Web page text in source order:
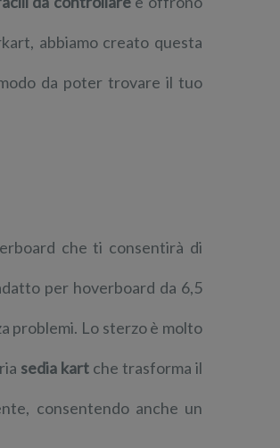
abbiamo creato questa
da poter trovare il tuo
che ti consentirà di
per hoverboard da 6,5
problemi. Lo sterzo è molto
sedia kart che trasforma il
consentendo anche un